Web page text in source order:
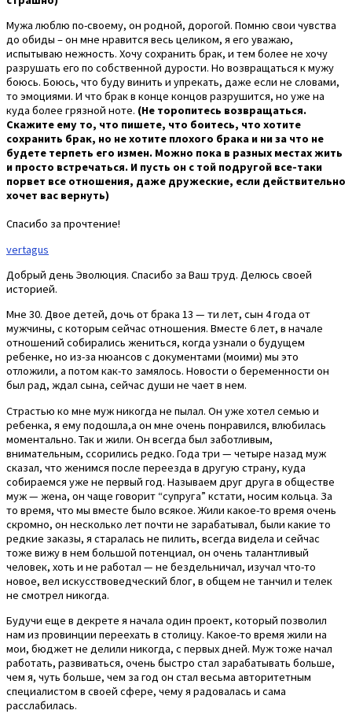
Мужа люблю по-своему, он родной, дорогой. Помню свои чувства
до обиды – он мне нравится весь целиком, я его уважаю,
испытываю нежность. Хочу сохранить брак, и тем более не хочу
разрушать его по собственной дурости. Но возвращаться к мужу
боюсь. Боюсь, что буду винить и упрекать, даже если не словами,
то эмоциями. И что брак в конце концов разрушится, но уже на
куда более грязной ноте. (Не торопитесь возвращаться.
Скажите ему то, что пишете, что боитесь, что хотите
сохранить брак, но не хотите плохого брака и ни за что не
будете терпеть его измен. Можно пока в разных местах жить
и просто встречаться. И пусть он с той подругой все-таки
порвет все отношения, даже дружеские, если действительно
хочет вас вернуть)
Спасибо за прочтение!
vertagus
Добрый день Эволюция. Спасибо за Ваш труд. Делюсь своей
историей.
Мне 30. Двое детей, дочь от брака 13 — ти лет, сын 4 года от
мужчины, с которым сейчас отношения. Вместе 6 лет, в начале
отношений собирались жениться, когда узнали о будущем
ребенке, но из-за нюансов с документами (моими) мы это
отложили, а потом как-то замялось. Новости о беременности он
был рад, ждал сына, сейчас души не чает в нем.
Страстью ко мне муж никогда не пылал. Он уже хотел семью и
ребенка, я ему подошла,а он мне очень понравился, влюбилась
моментально. Так и жили. Он всегда был заботливым,
внимательным, ссорились редко. Года три — четыре назад муж
сказал, что женимся после переезда в другую страну, куда
собираемся уже не первый год. Называем друг друга в обществе
муж — жена, он чаще говорит “супруга” кстати, носим кольца. За
то время, что мы вместе было всякое. Жили какое-то время очень
скромно, он несколько лет почти не зарабатывал, были какие то
редкие заказы, я старалась не пилить, всегда видела и сейчас
тоже вижу в нем большой потенциал, он очень талантливый
человек, хоть и не работал — не бездельничал, изучал что-то
новое, вел искусствоведческий блог, в общем не танчил и телек
не смотрел никогда.
Будучи еще в декрете я начала один проект, который позволил
нам из провинции переехать в столицу. Какое-то время жили на
мои, бюджет не делили никогда, с первых дней. Муж тоже начал
работать, развиваться, очень быстро стал зарабатывать больше,
чем я, чуть больше, чем за год он стал весьма авторитетным
специалистом в своей сфере, чему я радовалась и сама
расслабилась.